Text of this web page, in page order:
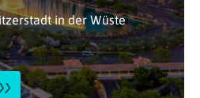
in der Wüste